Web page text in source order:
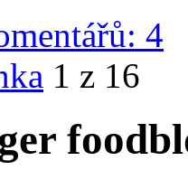
4
1 z 16